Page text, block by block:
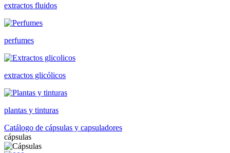
extractos fluidos
perfumes
extractos glicólicos
plantas y tinturas
Catálogo de cápsulas y capsuladores
cápsulas